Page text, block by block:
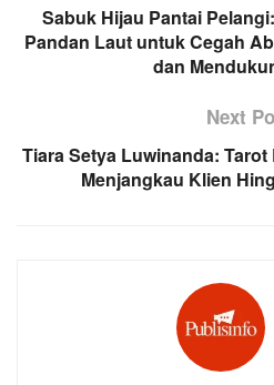
Sabuk Hijau Pantai
Pandan Laut untuk Cegah
dan
Next
Tiara Setya Luwinanda:
Menjangkau Klien